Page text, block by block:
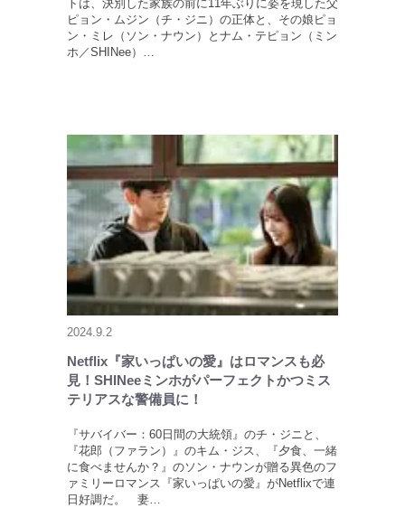
トは、決別した家族の前に11年ぶりに姿を現した父
ピョン・ムジン（チ・ジニ）の正体と、その娘ピョ
ン・ミレ（ソン・ナウン）とナム・テピョン（ミン
ホ／SHINee）…
2024.9.2
Netflix『家いっぱいの愛』はロマンスも必
見！SHINeeミンホがパーフェクトかつミス
テリアスな警備員に！
『サバイバー：60日間の大統領』のチ・ジニと、
『花郎（ファラン）』のキム・ジス、『夕食、一緒
に食べませんか？』のソン・ナウンが贈る異色のフ
ァミリーロマンス『家いっぱいの愛』がNetflixで連
日好調だ。 妻…